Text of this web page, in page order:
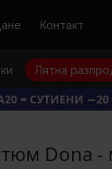
Контакт
Лятна
= СУТИЕНИ −20
Dona -